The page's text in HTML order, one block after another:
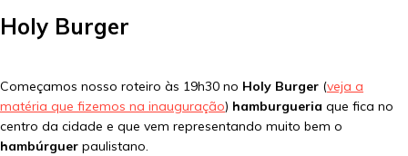
Holy Burger
Começamos nosso roteiro às 19h30 no Holy Burger (veja a
matéria que fizemos na inauguração) hamburgueria que fica no
centro da cidade e que vem representando muito bem o
hambúrguer paulistano.